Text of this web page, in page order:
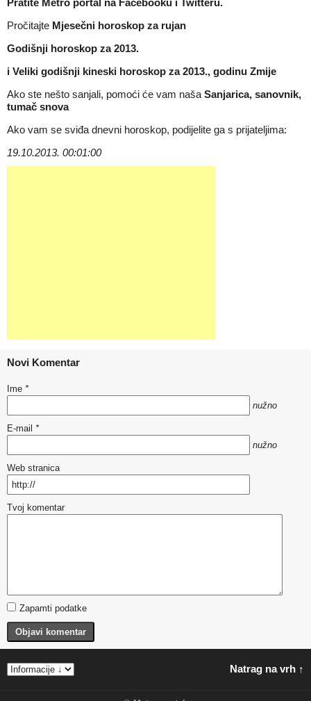
Pratite Metro portal na Facebooku i Twitteru.
Pročitajte Mjesečni horoskop za rujan
Godišnji horoskop za 2013.
i Veliki godišnji kineski horoskop za 2013., godinu Zmije
Ako ste nešto sanjali, pomoći će vam naša Sanjarica, sanovnik,
tumač snova
Ako vam se sviđa dnevni horoskop, podijelite ga s prijateljima:
19.10.2013. 00:01:00
Novi Komentar
Ime *
nužno
E-mail *
nužno
Web stranica
Tvoj komentar
Zapamti podatke
Objavi komentar
Natrag na vrh ↑